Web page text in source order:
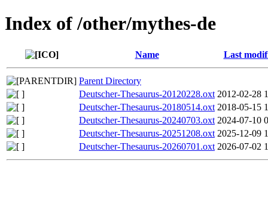
Index of /other/mythes-de
Name Last
Parent Directory
Deutscher-Thesaurus-20120228.oxt 2012-02-28
Deutscher-Thesaurus-20180514.oxt 2018-05-15
Deutscher-Thesaurus-20240703.oxt 2024-07-10
Deutscher-Thesaurus-20251208.oxt 2025-12-09
Deutscher-Thesaurus-20260701.oxt 2026-07-02